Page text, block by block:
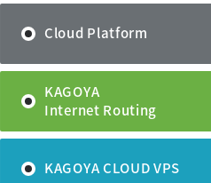
Cloud Platform
KAGOYA
Internet Routing
KAGOYA CLOUD VPS